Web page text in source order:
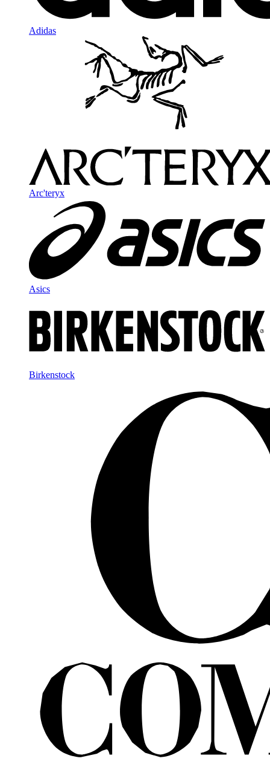
Adidas
Arc'teryx
Asics
Birkenstock